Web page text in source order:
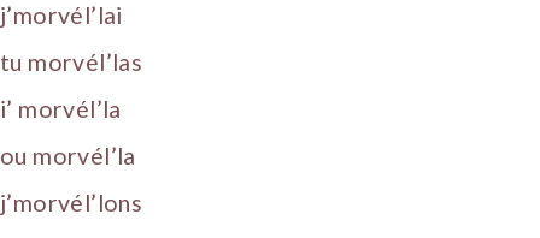
j’morvél’lai
tu morvél’las
i’ morvél’la
ou morvél’la
j’morvél’lons